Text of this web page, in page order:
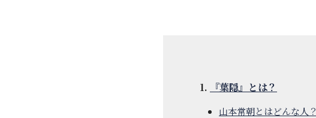
『葉隠』とは？
山本常朝とはどんな人？